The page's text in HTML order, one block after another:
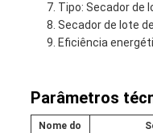
Tipo: Secador de
Secador de lote
Eficiência
Parâmetros
Nome do